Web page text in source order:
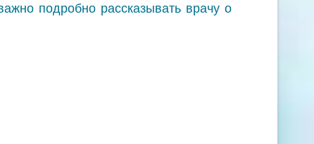
подробно рассказывать врачу о